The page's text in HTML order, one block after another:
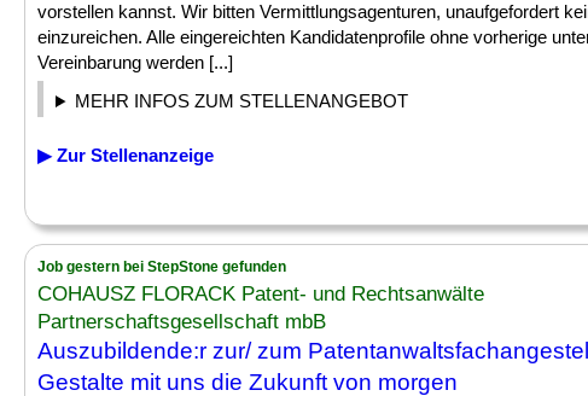
vorstellen kannst. Wir bitten Vermittlungsagenturen, unaufgefordert
einzureichen. Alle eingereichten Kandidatenprofile ohne vorherige
Vereinbarung werden [...]
MEHR INFOS ZUM STELLENANGEBOT
▶ Zur Stellenanzeige
Job gestern bei StepStone gefunden
COHAUSZ FLORACK Patent- und Rechtsanwälte
Partnerschaftsgesellschaft mbB
Auszubildende:r zur/ zum
Gestalte mit uns die Zukunft von morgen